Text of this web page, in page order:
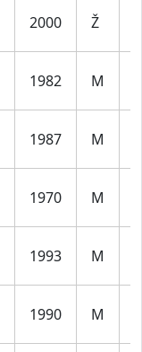
2000 Ž
1982 M
1987 M
1970 M
1993 M
1990 M